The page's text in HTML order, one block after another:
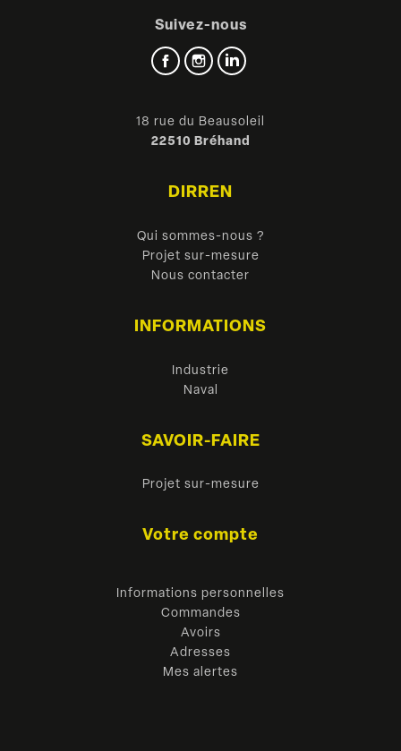
Suivez-nous
FacebookInstagramLinkedIn
18 rue du Beausoleil
22510 Bréhand
DIRREN
Qui sommes-nous ?
Projet sur-mesure
Nous contacter
INFORMATIONS
Industrie
Naval
SAVOIR-FAIRE
Projet sur-mesure
Votre compte
Informations personnelles
Commandes
Avoirs
Adresses
Mes alertes